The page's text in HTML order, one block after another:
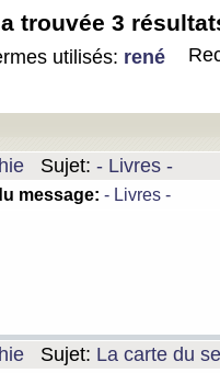
trouvée 3
utilisés: rené
Sujet: - Livres -
message: - Livres -
Sujet: La carte du